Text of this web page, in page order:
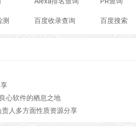
测 百度收录查询 百度搜索
心软件的栖息之地
人多方面性质资源分享